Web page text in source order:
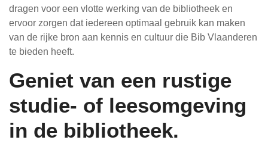
dragen voor een vlotte werking van de bibliotheek en
ervoor zorgen dat iedereen optimaal gebruik kan maken
van de rijke bron aan kennis en cultuur die Bib Vlaanderen
te bieden heeft.
Geniet van een rustige
studie- of leesomgeving
in de bibliotheek.